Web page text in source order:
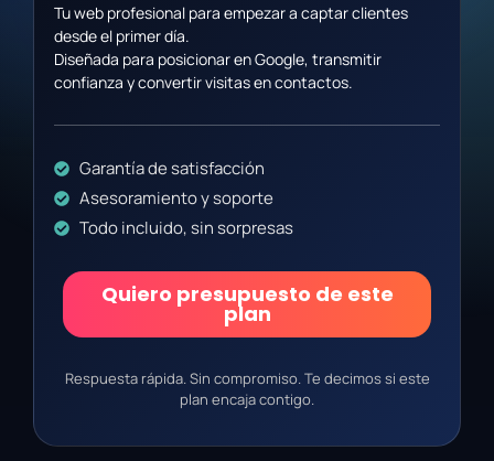
Tu web profesional para empezar a captar clientes
desde el primer día.
Diseñada para posicionar en Google, transmitir
confianza y convertir visitas en contactos.
Garantía de satisfacción
Asesoramiento y soporte
Todo incluido, sin sorpresas
Quiero presupuesto de este
plan
Respuesta rápida. Sin compromiso. Te decimos si este
plan encaja contigo.